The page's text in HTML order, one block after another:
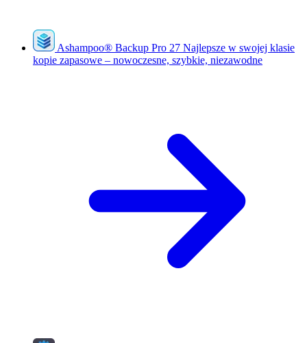
Ashampoo® Backup Pro 27 Najlepsze w swojej klasie
kopie zapasowe – nowoczesne, szybkie, niezawodne